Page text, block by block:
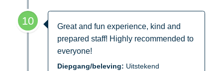
10
Great and fun experience, kind and
prepared staff! Highly recommended to
everyone!
Diepgang/beleving: Uitstekend